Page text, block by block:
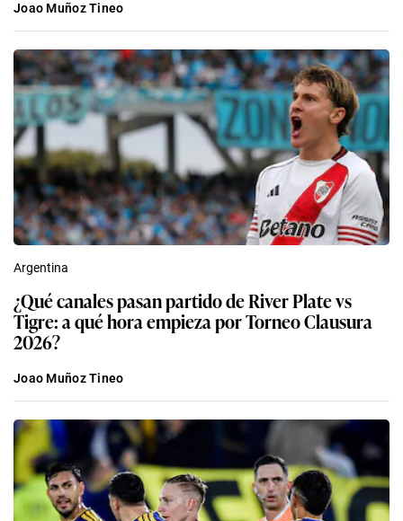
Joao Muñoz Tineo
Argentina
¿Qué canales pasan partido de River Plate vs
Tigre: a qué hora empieza por Torneo Clausura
2026?
Joao Muñoz Tineo